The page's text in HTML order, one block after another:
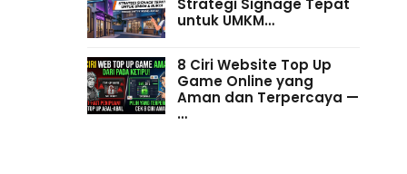
Strategi Signage Tepat
untuk UMKM…
8 Ciri Website Top Up
Game Online yang
Aman dan Terpercaya —
…